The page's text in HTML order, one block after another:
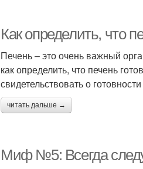
Как определить, что
Печень – это очень важный
как определить, что печень
свидетельствовать о
читать дальше →
Миф №5: Всегда